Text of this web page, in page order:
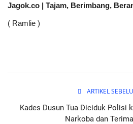
Jagok.co | Tajam, Berimbang,
( Ramlie )
ARTIKEL
Kades Dusun Tua Diciduk Polisi
Narkoba dan